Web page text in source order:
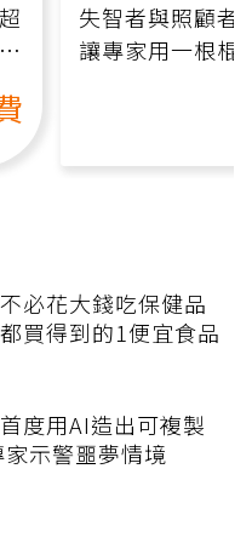
失智者與照顧者
讓專家用一根棍
必花大錢吃保健品
買得到的1便宜食品
度用AI造出可複製
示警噩夢情境